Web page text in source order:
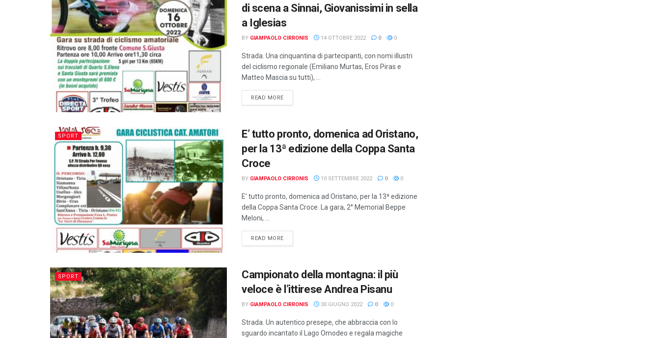
di scena a Sinnai, Giovanissimi in sella
a Iglesias
BY GIAMPAOLO CIRRONIS 14 OTTOBRE 2022 0 0
Strada. Una cinquantina di partecipanti, con nomi illustri
del ciclismo regionale (Emiliano Murtas, Eros Piras e
Matteo Mascia su tutti), ...
READ MOREDETAILS
SPORT
E’ tutto pronto, domenica ad Oristano,
per la 13ª edizione della Coppa Santa
Croce
BY GIAMPAOLO CIRRONIS 10 SETTEMBRE 2022 0 0
E' tutto pronto, domenica ad Oristano, per la 13ª edizione
della Coppa Santa Croce. La gara, 2° Memorial Beppe
Meloni, ...
READ MOREDETAILS
SPORT
Campionato della montagna: il più
veloce è l’ittirese Andrea Pisanu
BY GIAMPAOLO CIRRONIS 30 GIUGNO 2022 0 0
Strada. Un autentico presepe, che abbraccia con lo
sguardo incantato il Lago Omodeo e regala magiche